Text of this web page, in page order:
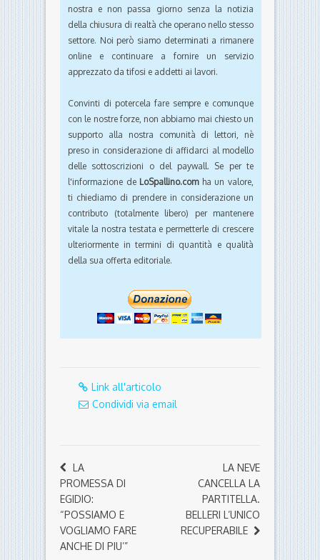
nostra e non passa giorno senza la notizia
della chiusura di realtà che operano nello stesso
settore. Noi però siamo determinati a rimanere
online e continuare a fornire un servizio
apprezzato da tifosi e addetti ai lavori.
Convinti di potercela fare sempre e comunque
con le nostre forze, non abbiamo mai chiesto un
supporto alla nostra comunità di lettori, nè
preso in considerazione di affidarci al modello
delle sottoscrizioni o del paywall. Se per te
l'informazione de LoSpallino.comha un valore,
ti chiediamo di prendere in considerazione un
contributo (totalmente libero) per mantenere
vitale la nostra testata e permetterle di crescere
ulteriormente in termini di quantità e qualità
della sua offerta editoriale.
Link all'articolo
Condividi via email
LA
PROMESSA DI
EGIDIO:
“POSSIAMO E
VOGLIAMO FARE
ANCHE DI PIU’”
LA NEVE
CANCELLA LA
PARTITELLA.
BELLERI L’UNICO
RECUPERABILE